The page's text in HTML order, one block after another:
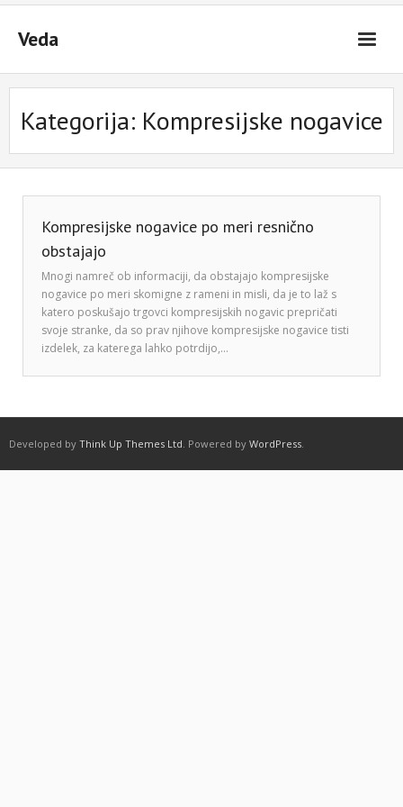
Skip
contentVeda
Kategorija: Kompresijske nogavice
Kompresijske nogavice po meri resnično
obstajajo
Mnogi namreč ob informaciji, da obstajajo kompresijske
nogavice po meri skomigne z rameni in misli, da je to laž s
katero poskušajo trgovci kompresijskih nogavic prepričati
svoje stranke, da so prav njihove kompresijske nogavice tisti
izdelek, za katerega lahko potrdijo,…
Developed by Think Up Themes Ltd. Powered by WordPress.